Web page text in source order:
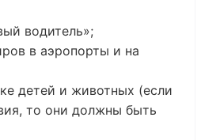
водитель»;
в аэропорты и на
детей и животных (если
то они должны быть